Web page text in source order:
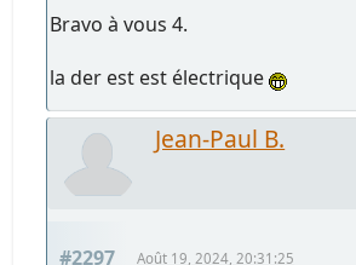
Bravo à vous 4.
la der est est électrique
Jean-Paul B.
#2297 Août 19, 2024, 20:31:25